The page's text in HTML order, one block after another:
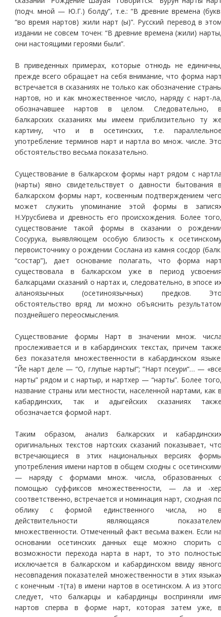
(подч. мной — Ю.Г.) болду”, т.е.: “В древние времена
“во время нартов) жили нарт (ы)”. Русский перевод в
издании не совсем точен: “В древние времена (жили)
они настоящими героями были”.
В приведенных примерах, которые отнюдь не
прежде всего обращает на себя внимание, что форма
встречается в сказаниях не только как обозначение
нартов, но и как множественное число, наряду с нарт-
обозначавшее нартов в целом. Следовательно,
балкарских сказаниях мы имеем приблизительно ту
картину, что и в осетинских, т.е.
употребление терминов нарт и нартла во множ. числе.
обстоятельство весьма показательно.
Существование в балкарском формы нарт рядом с
(нарты) явно свидетельствует о давности бытования
балкарском формы нарт, косвенным подтверждением
может служить упоминание этой формы в
Н.Урусбиева и древность его происхождения. Более
существование такой формы в сказании о
Сосурука, выявляющем особую близость к
первоисточнику о рождении Сослана из камня сосдор
“состар”), дает основание полагать, что форма
существовала в балкарском уже в период
балкарцами сказаний о нартах и, следовательно, в эпосе
аланоязычных (осетиноязычных) предков.
обстоятельство вряд ли можно объяснить
позднейшего переосмысления.
Существование формы Нарт в значении множ.
прослеживается и в кабардинских текстах, причем
без показателя множественности в кабардинском
“Йе нарт деле — “О, глупые нарты!”; “Нарт псеури“… —
нарты” рядом и с нартыр, и нартхер — “нарты”. Более
название страны или местности, населенной нартами, как
кабардинских, так и адыгейских сказаниях
обозначается формой нарт.
Таким образом, анализ балкарских и
оригинальных текстов нартских сказаний показывает,
встречающиеся в этих национальных версиях
употребления имени нартов в общем сходны с
— наряду с формами множ. числа, образованных
помощью суффиксов множественности, — ла и -
соответственно, встречается и номинация нарт, сходная
облику с формой единственного числа, но
действительности являющаяся
множественности. Отмеченный факт весьма важен. Если
основании осетинских данных еще можно спорить
возможности перехода нарта в нарт, то это
исключается в балкарском и кабардинском ввиду
несовпадения показателей множественности в этих
с конечным -т(та) в имени нартов в осетинском. А из
следует, что балкарцы и кабардинцы восприняли
нартов сперва в форме нарт, которая затем уже,